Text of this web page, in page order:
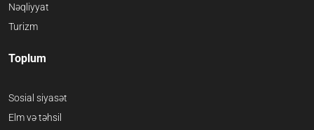
Nəqliyyat
Turizm
Toplum
Sosial siyasət
Elm və təhsil